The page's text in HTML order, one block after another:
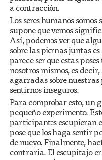
a contracción.
Los seres humanos
supone que vemos
Así, podemos ver que
sobre las piernas juntas
parece ser que estas
nosotros mismos, es
agarradas sobre
sentirnos inseguros.
Para comprobar esto, un
pequeño experimento.
participantes escupieran
pose que los haga sentir
de nuevo. Finalmente,
contraria. El escupitajo